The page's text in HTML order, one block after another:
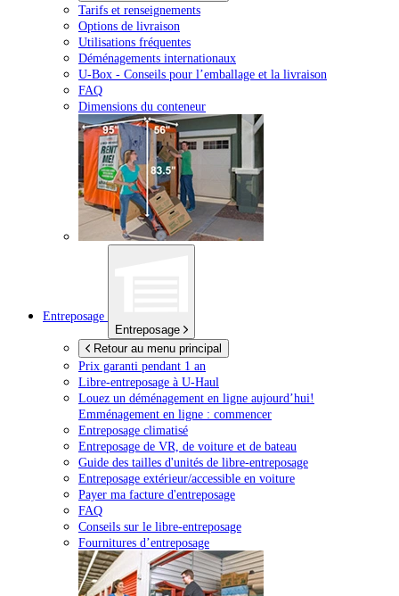
Tarifs et renseignements
Options de livraison
Utilisations fréquentes
Déménagements internationaux
U-Box - Conseils pour l’emballage et la livraison
FAQ
Dimensions du conteneur
Entreposage
Entreposage
Retour au menu principal
Prix garanti pendant 1 an
Libre-entreposage à U-Haul
Louez un déménagement en ligne aujourd’hui!
Emménagement en ligne : commencer
Entreposage climatisé
Entreposage de VR, de voiture et de bateau
Guide des tailles d'unités de libre-entreposage
Entreposage extérieur/accessible en voiture
Payer ma facture d'entreposage
FAQ
Conseils sur le libre-entreposage
Fournitures d’entreposage